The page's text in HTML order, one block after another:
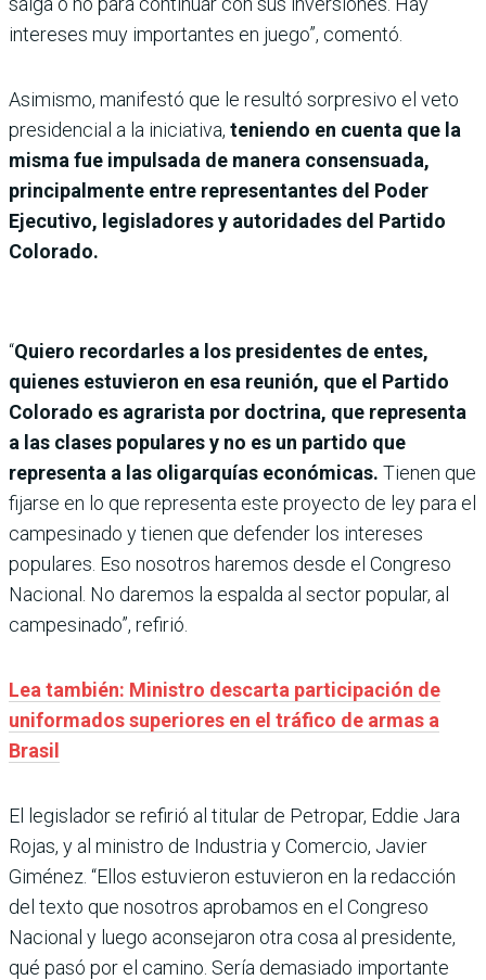
intereses muy importantes en juego”, comentó.
Asimismo, manifestó que le resultó sorpresivo el veto
presidencial a la iniciativa, teniendo en cuenta que la
misma fue impulsada de manera consensuada,
principalmente entre representantes del Poder
Ejecutivo, legisladores y autoridades del Partido
Colorado.
“Quiero recordarles a los presidentes de entes,
quienes estuvieron en esa reunión, que el Partido
Colorado es agrarista por doctrina, que representa
a las clases populares y no es un partido que
representa a las oligarquías económicas. Tienen que
fijarse en lo que representa este proyecto de ley para el
campesinado y tienen que defender los intereses
populares. Eso nosotros haremos desde el Congreso
Nacional. No daremos la espalda al sector popular, al
campesinado”, refirió.
Lea también: Ministro descarta participación de
uniformados superiores en el tráfico de armas a
Brasil
El legislador se refirió al titular de Petropar, Eddie Jara
Rojas, y al ministro de Industria y Comercio, Javier
Giménez. “Ellos estuvieron estuvieron en la redacción
del texto que nosotros aprobamos en el Congreso
Nacional y luego aconsejaron otra cosa al presidente,
qué pasó por el camino. Sería demasiado importante